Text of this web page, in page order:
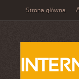
Strona główna